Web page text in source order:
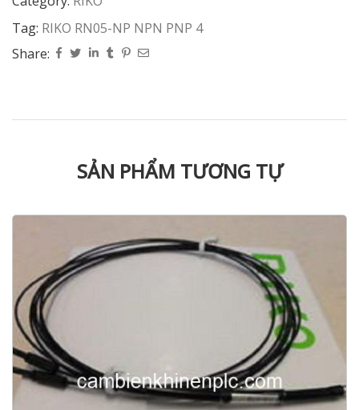
Tag: RIKO RN05-NP NPN PNP 4
Share:
SẢN PHẨM TƯƠNG TỰ